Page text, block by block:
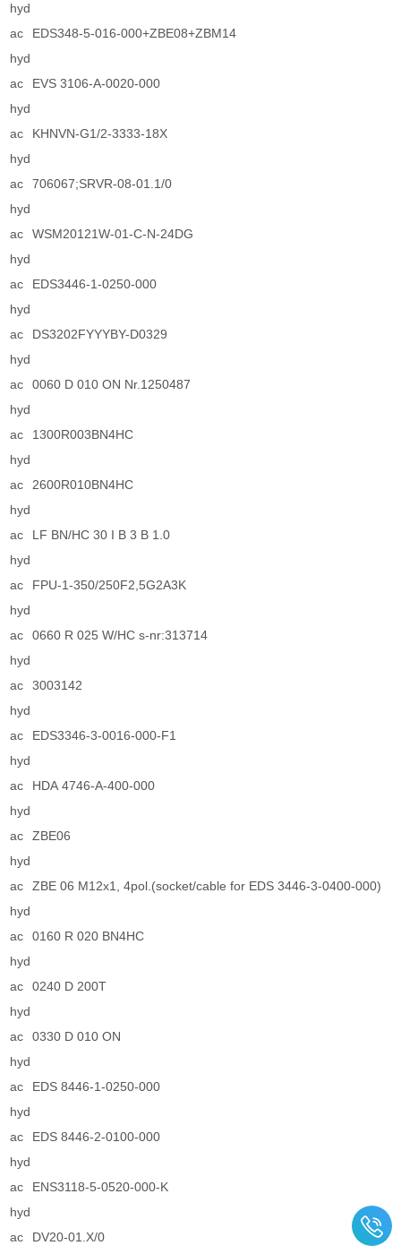
hyd
ac
EDS348-5-016-000+ZBE08+ZBM14
hyd
ac
EVS 3106-A-0020-000
hyd
ac
KHNVN-G1/2-3333-18X
hyd
ac
706067;SRVR-08-01.1/0
hyd
ac
WSM20121W-01-C-N-24DG
hyd
ac
EDS3446-1-0250-000
hyd
ac
DS3202FYYYBY-D0329
hyd
ac
0060 D 010 ON Nr.1250487
hyd
ac
1300R003BN4HC
hyd
ac
2600R010BN4HC
hyd
ac
LF BN/HC 30 I B 3 B 1.0
hyd
ac
FPU-1-350/250F2,5G2A3K
hyd
ac
0660 R 025 W/HC s-nr:313714
hyd
ac
3003142
hyd
ac
EDS3346-3-0016-000-F1
hyd
ac
HDA 4746-A-400-000
hyd
ac
ZBE06
hyd
ac
ZBE 06 M12x1, 4pol.(socket/cable for EDS 3446-3-0400-000)
hyd
ac
0160 R 020 BN4HC
hyd
ac
0240 D 200T
hyd
ac
0330 D 010 ON
hyd
ac
EDS 8446-1-0250-000
hyd
ac
EDS 8446-2-0100-000
hyd
ac
ENS3118-5-0520-000-K
hyd
ac
DV20-01.X/0